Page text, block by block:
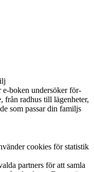
e-boken undersöker för-
från radhus till lägenheter,
som passar din familjs
cookies för statistik
partners för att samla